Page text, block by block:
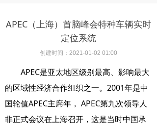
APEC（上海）首脑峰会特种车辆实时
定位系统
创建时间： 2021-01-02 01:00
APEC是亚太地区级别最高、影响最大
的区域性经济合作组织之一。2001年是中
国轮值APEC主席年， APEC第九次领导人
非正式会议在上海召开，这是当时中国承